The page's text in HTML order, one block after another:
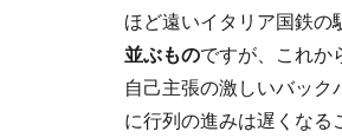
ほど遠いイタリア国鉄の
並ぶものですが、これか
自己主張の激しいバック
に行列の進みは遅くなる